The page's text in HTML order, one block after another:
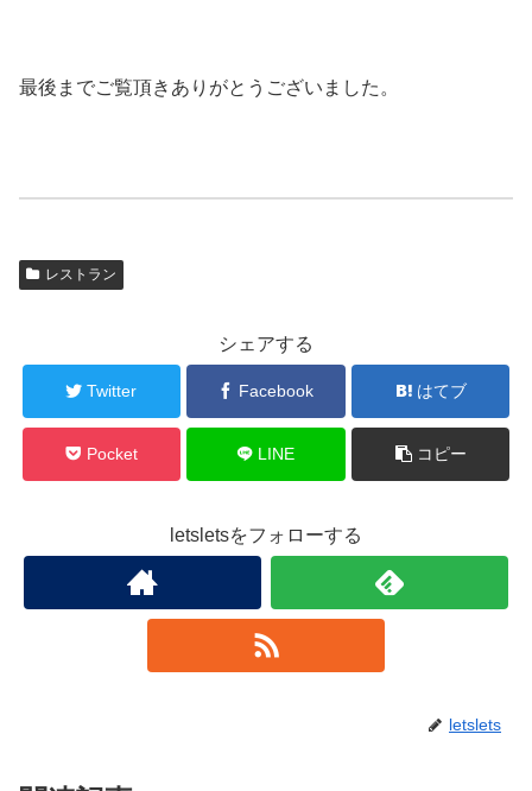
最後までご覧頂きありがとうございました。
レストラン
シェアする
Twitter Facebook はてブ
Pocket LINE コピー
letsletsをフォローする
letslets